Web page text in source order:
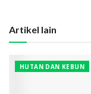
Artikel lain
HUTAN DAN KEBUN